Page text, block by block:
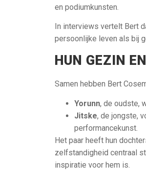
en podiumkunsten.
In interviews vertelt Bert
persoonlijke leven als bij
HUN GEZIN
Samen hebben Bert
Yorunn, de oudste,
Jitske, de jongste,
performancekunst.
Het paar heeft hun
zelfstandigheid centraal
inspiratie voor hem is.